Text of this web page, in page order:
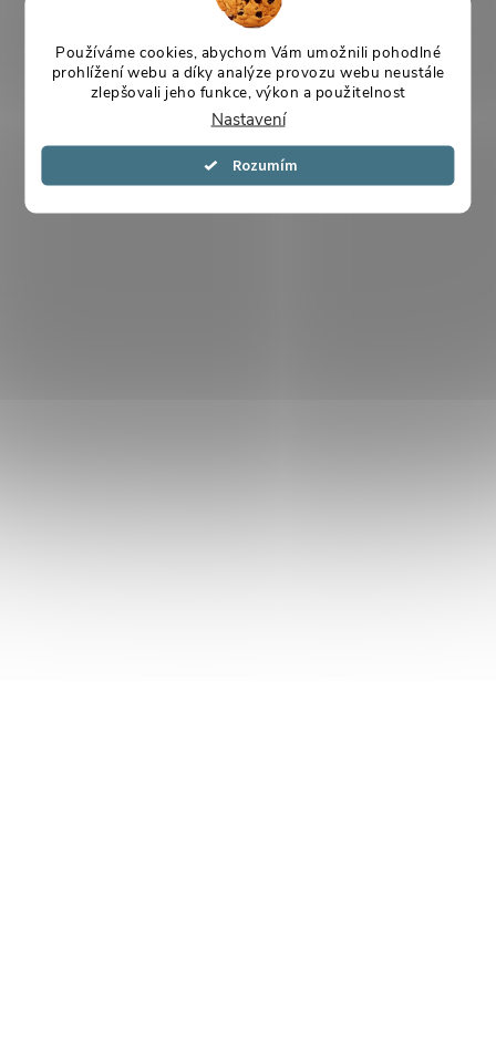
Používáme cookies, abychom Vám umožnili pohodlné
prohlížení webu a díky analýze provozu webu neustále
zlepšovali jeho funkce, výkon a použitelnost
Nastavení
Souhlasím